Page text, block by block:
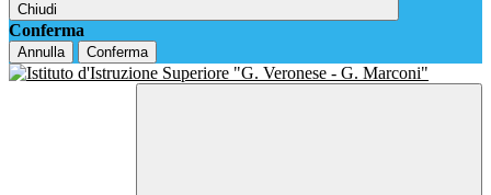
Chiudi
Conferma
Annulla Conferma